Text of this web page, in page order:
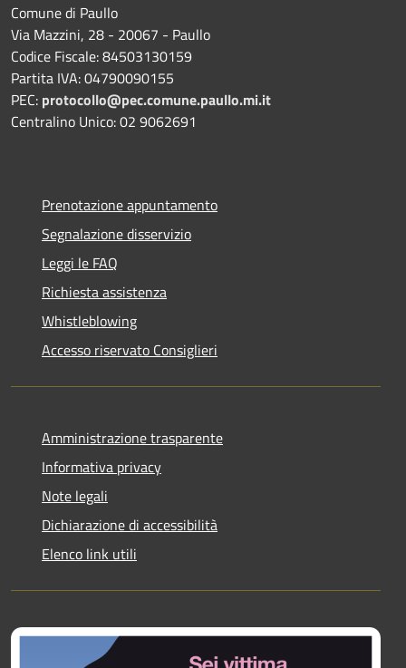
Comune di Paullo
Via Mazzini, 28 - 20067 - Paullo
Codice Fiscale: 84503130159
Partita IVA: 04790090155
PEC: protocollo@pec.comune.paullo.mi.it
Centralino Unico: 02 9062691
Prenotazione appuntamento
Segnalazione disservizio
Leggi le FAQ
Richiesta assistenza
Whistleblowing
Accesso riservato Consiglieri
Amministrazione trasparente
Informativa privacy
Note legali
Dichiarazione di accessibilità
Elenco link utili